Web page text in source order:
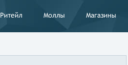
Ритейл Моллы Магазины